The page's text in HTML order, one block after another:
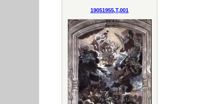
19051955,T,001